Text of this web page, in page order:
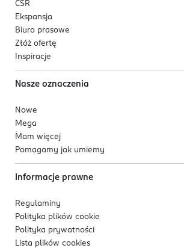
CSR
Ekspansja
Biuro prasowe
Złóż ofertę
Inspiracje
Nasze oznaczenia
Nowe
Mega
Mam więcej
Pomagamy jak umiemy
Informacje prawne
Regulaminy
Polityka plików cookie
Polityka prywatności
Lista plików cookies